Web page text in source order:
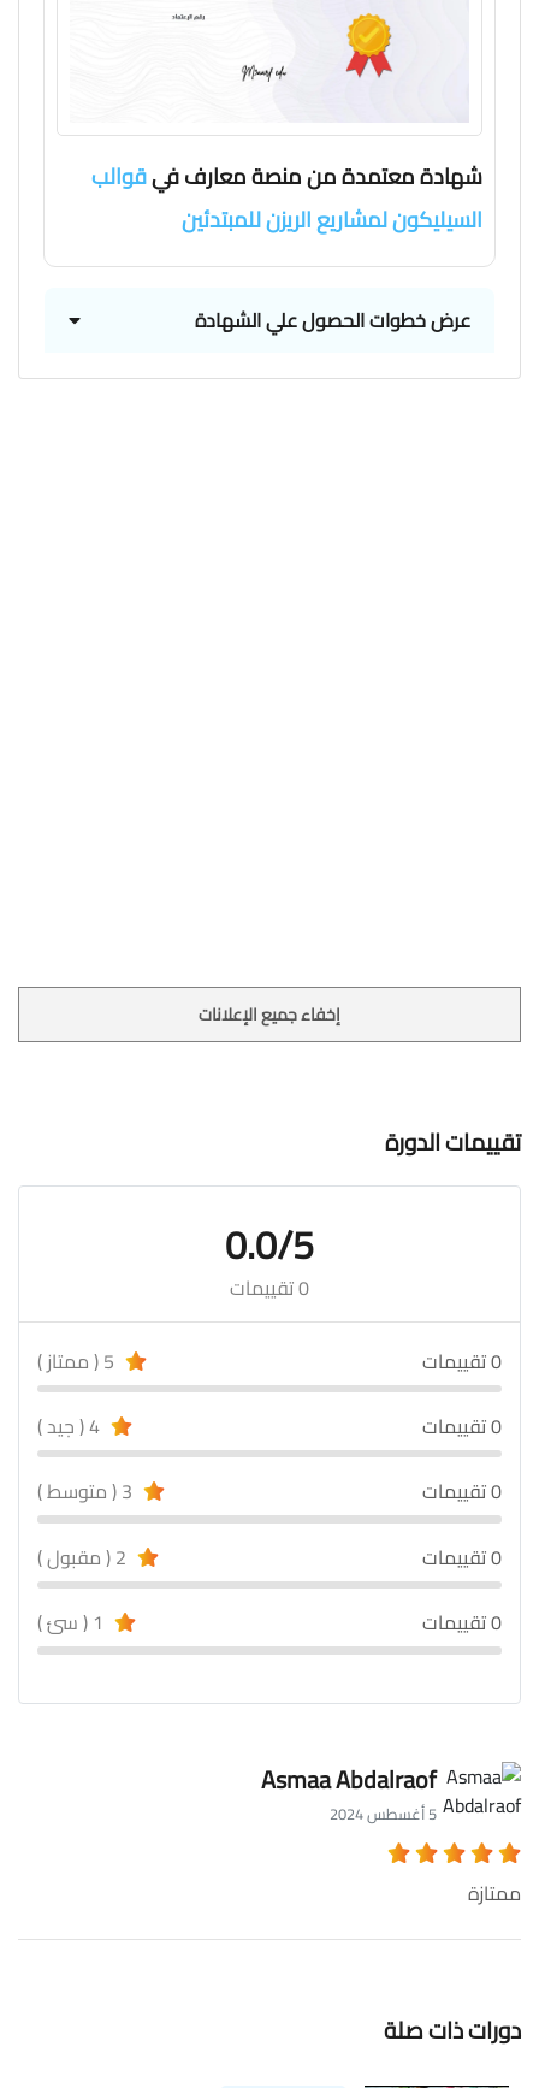
شهادة معتمدة من منصة معارف فيقوالب
السيليكون لمشاريع الريزن للمبتدئين
عرض خطوات الحصول علي الشهادة
إخفاء جميع الإعلانات
تقييمات الدورة
0.0/5
0 تقييمات
0 تقييمات
0 تقييمات
0 تقييمات
0 تقييمات
0 تقييمات
Asmaa Abdalraof
5 أغسطس 2024
ممتازة
دورات ذات صلة